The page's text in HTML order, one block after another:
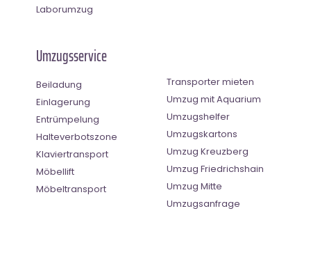
Laborumzug
Umzugsservice
Beiladung
Einlagerung
Entrümpelung
Halteverbotszone
Klaviertransport
Möbellift
Möbeltransport
Transporter mieten
Umzug mit Aquarium
Umzugshelfer
Umzugskartons
Umzug Kreuzberg
Umzug Friedrichshain
Umzug Mitte
Umzugsanfrage